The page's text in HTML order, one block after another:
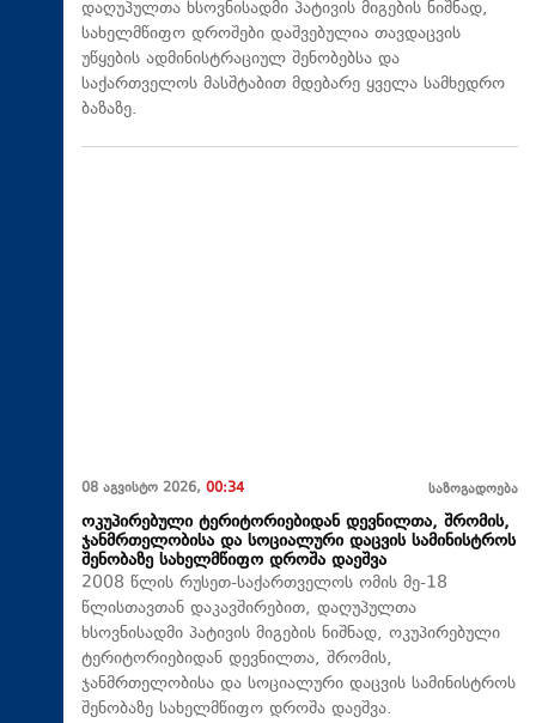
დაღუპულთა ხსოვნისადმი პატივის მიგების ნიშნად,
სახელმწიფო დროშები დაშვებულია თავდაცვის
უწყების ადმინისტრაციულ შენობებსა და
საქართველოს მასშტაბით მდებარე ყველა სამხედრო
ბაზაზე.
08 აგვისტო 2026, 00:34 საზოგადოება
ოკუპირებული ტერიტორიებიდან დევნილთა, შრომის,
ჯანმრთელობისა და სოციალური დაცვის სამინისტროს
შენობაზე სახელმწიფო დროშა დაეშვა
2008 წლის რუსეთ-საქართველოს ომის მე-18
წლისთავთან დაკავშირებით, დაღუპულთა
ხსოვნისადმი პატივის მიგების ნიშნად, ოკუპირებული
ტერიტორიებიდან დევნილთა, შრომის,
ჯანმრთელობისა და სოციალური დაცვის სამინისტროს
შენობაზე სახელმწიფო დროშა დაეშვა.